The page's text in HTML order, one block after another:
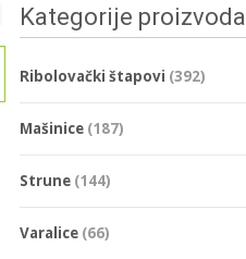
Kategorije proizvoda
Ribolovački štapovi (392)
Mašinice (187)
Strune (144)
Varalice (66)